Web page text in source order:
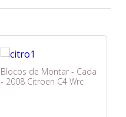
Blocos de Montar - Cada
- 2008 Citroen C4 Wrc